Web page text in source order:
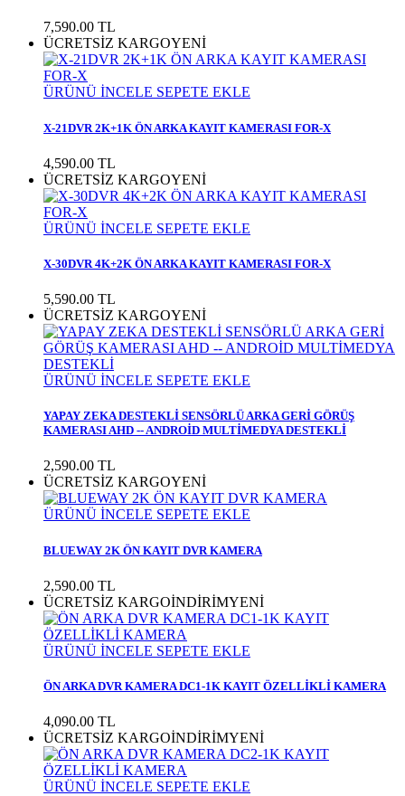
7,590.00 TL
ÜCRETSİZ KARGOYENİ
ÜRÜNÜ İNCELE SEPETE EKLE
X-21DVR 2K+1K ÖN ARKA KAYIT KAMERASI FOR-X
4,590.00 TL
ÜCRETSİZ KARGOYENİ
ÜRÜNÜ İNCELE SEPETE EKLE
X-30DVR 4K+2K ÖN ARKA KAYIT KAMERASI FOR-X
5,590.00 TL
ÜCRETSİZ KARGOYENİ
ÜRÜNÜ İNCELE SEPETE EKLE
YAPAY ZEKA DESTEKLİ SENSÖRLÜ ARKA GERİ GÖRÜŞ
KAMERASI AHD -- ANDROİD MULTİMEDYA DESTEKLİ
2,590.00 TL
ÜCRETSİZ KARGOYENİ
ÜRÜNÜ İNCELE SEPETE EKLE
BLUEWAY 2K ÖN KAYIT DVR KAMERA
2,590.00 TL
ÜCRETSİZ KARGOİNDİRİMYENİ
ÜRÜNÜ İNCELE SEPETE EKLE
ÖN ARKA DVR KAMERA DC1-1K KAYIT ÖZELLİKLİ KAMERA
4,090.00 TL
ÜCRETSİZ KARGOİNDİRİMYENİ
ÜRÜNÜ İNCELE SEPETE EKLE